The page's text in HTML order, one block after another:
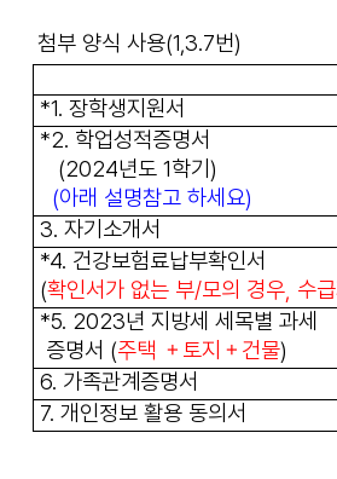
첨부 양식 사용(1,3.7번)
*1. 장학생지원서
*2. 학업성적증명서
(2024년도 1학기)
(아래 설명참고 하세요)
3. 자기소개서
*4. 건강보험료납부확인서
(확인서가 없는 부/모의 경우, 수
*5. 2023년 지방세 세목별 과세
증명서 (주택 ＋토지＋건물)
6. 가족관계증명서
7. 개인정보 활용 동의서